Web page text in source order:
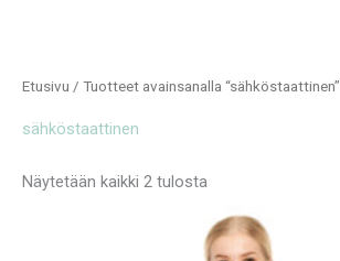
Etusivu / Tuotteet avainsanalla “sähköstaattinen”
sähköstaattinen
Näytetään kaikki 2 tulosta